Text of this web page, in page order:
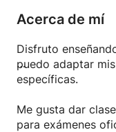
Acerca de mí
Disfruto
puedo adaptar
específicas.
Me gusta dar
para exámenes